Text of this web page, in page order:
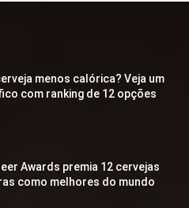
menos calórica? Veja um
com ranking de 12 opções
Awards premia 12 cervejas
como melhores do mundo